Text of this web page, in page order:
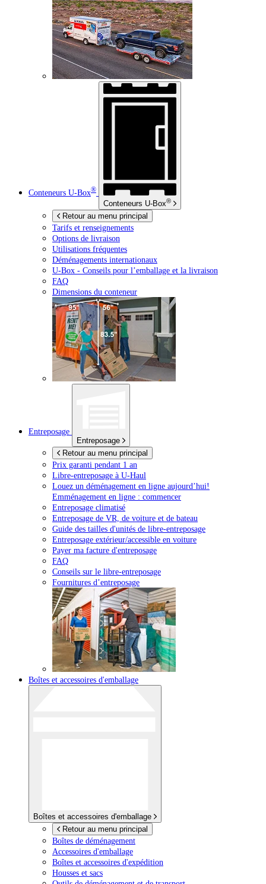
Conteneurs U-Box®
Conteneurs U-Box®
Retour au menu principal
Tarifs et renseignements
Options de livraison
Utilisations fréquentes
Déménagements internationaux
U-Box - Conseils pour l’emballage et la livraison
FAQ
Dimensions du conteneur
Entreposage
Entreposage
Retour au menu principal
Prix garanti pendant 1 an
Libre-entreposage à U-Haul
Louez un déménagement en ligne aujourd’hui!
Emménagement en ligne : commencer
Entreposage climatisé
Entreposage de VR, de voiture et de bateau
Guide des tailles d'unités de libre-entreposage
Entreposage extérieur/accessible en voiture
Payer ma facture d'entreposage
FAQ
Conseils sur le libre-entreposage
Fournitures d’entreposage
Boîtes et accessoires d'emballage
Boîtes et accessoires d'emballage
Retour au menu principal
Boîtes de déménagement
Accessoires d'emballage
Boîtes et accessoires d'expédition
Housses et sacs